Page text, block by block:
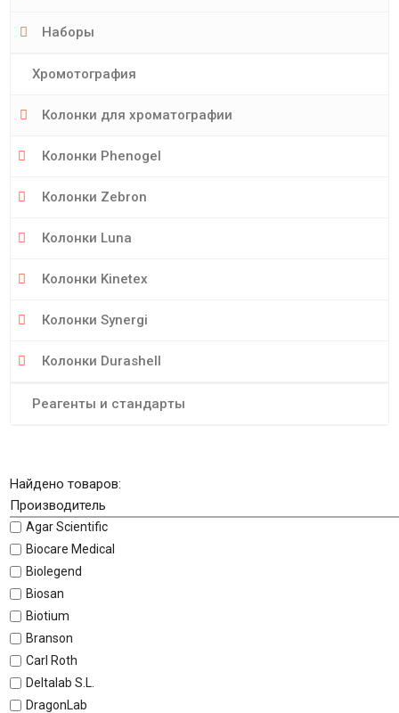
Наборы
Хромотография
Колонки для хроматографии
Колонки Phenogel
Колонки Zebron
Колонки Luna
Колонки Kinetex
Колонки Synergi
Колонки Durashell
Реагенты и стандарты
Найдено товаров:
Производитель
Agar Scientific
Biocare Medical
Biolegend
Biosan
Biotium
Branson
Carl Roth
Deltalab S.L.
DragonLab